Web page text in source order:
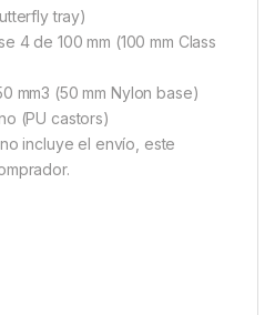
tray)
4 de 100 mm (100 mm Class
mm3 (50 mm Nylon base)
(PU castors)
incluye el envío, este